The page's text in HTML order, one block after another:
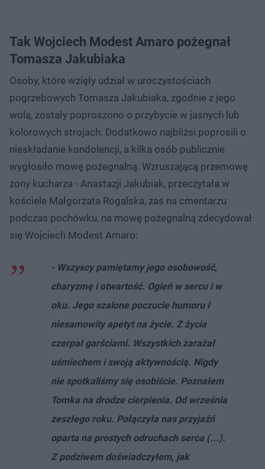
Tak Wojciech Modest Amaro pożegnał
Tomasza Jakubiaka
Osoby, które wzięły udział w uroczystościach
pogrzebowych Tomasza Jakubiaka, zgodnie z jego
wolą, zostały poproszono o przybycie w jasnych lub
kolorowych strojach. Dodatkowo najbliżsi poprosili o
nieskładanie kondolencji, a kilka osób publicznie
wygłosiło mowę pożegnalną. Wzruszającą przemowę
żony kucharza - Anastazji Jakubiak, przeczytała w
kościele Małgorzata Rogalska, zaś na cmentarzu
podczas pochówku, na mowę pożegnalną zdecydował
się Wojciech Modest Amaro:
- Wszyscy pamiętamy jego osobowość,
charyzmę i otwartość. Ogień w sercu i w
oku. Jego szalone poczucie humoru i
niesamowity apetyt na życie. Z życia
czerpał garściami. Wszystkich zarażał
uśmiechem i swoją aktywnością. Nigdy
nie spotkaliśmy się osobiście. Poznałem
Tomka na drodze cierpienia. Od września
zeszłego roku. Połączyła nas przyjaźń
oparta na prostych odruchach serca (...).
Z podziwem doświadczyłem, jak